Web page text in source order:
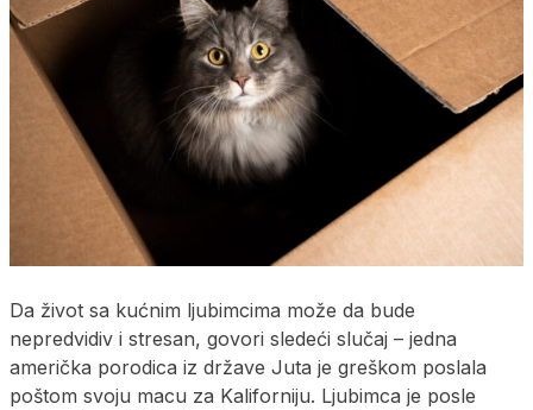
Da život sa kućnim ljubimcima može da bude
nepredvidiv i stresan, govori sledeći slučaj – jedna
američka porodica iz države Juta je greškom poslala
poštom svoju macu za Kaliforniju. Ljubimca je posle